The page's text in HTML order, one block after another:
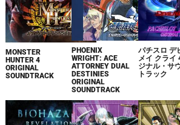
MONSTER
HUNTER 4
ORIGINAL
SOUNDTRACK
PHOENIX
WRIGHT: ACE
ATTORNEY DUAL
DESTINIES
ORIGINAL
SOUNDTRACK
パチスロ デ
メイ クライ
ジナル・サ
トラック